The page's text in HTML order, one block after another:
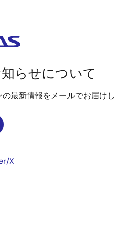
らせについて
最新情報をメールでお届けし
X